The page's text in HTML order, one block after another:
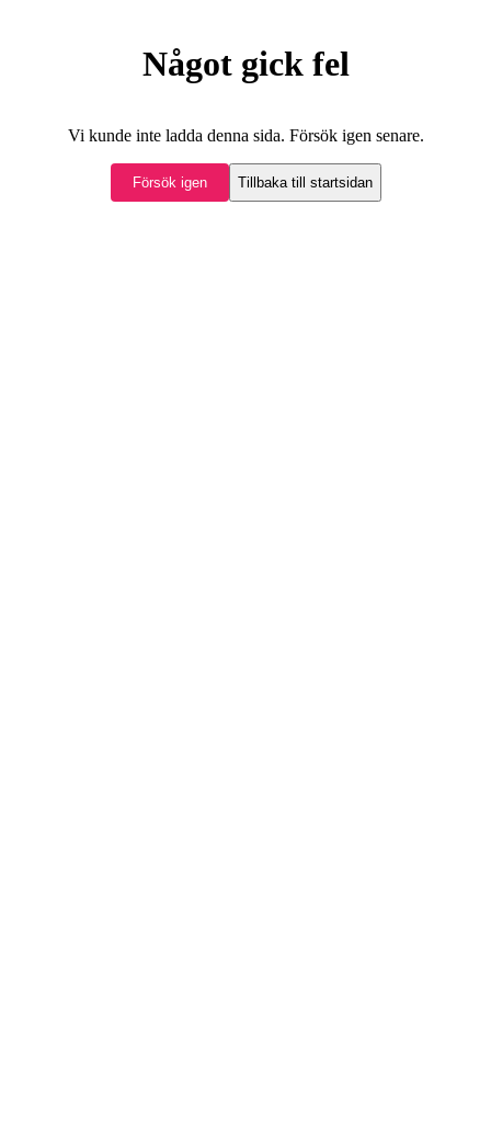
Något gick fel
Vi kunde inte ladda denna sida. Försök igen senare.
Försök igen Tillbaka till startsidan